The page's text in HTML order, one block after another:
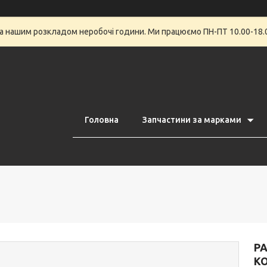
нашим розкладом неробочі години. Ми працюємо ПН-ПТ 10.00-
Головна Запчастини за марками